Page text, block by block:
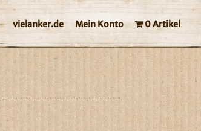
vielanker.de Mein Konto 0 Artikel